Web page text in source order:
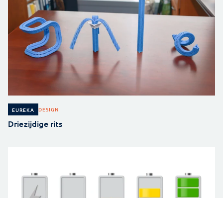
EUREKA DESIGN
Driezijdige rits